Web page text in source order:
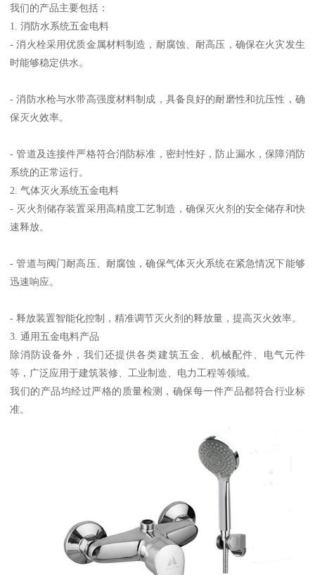
我们的产品主要包括：
1. 消防水系统五金电料
- 消火栓采用优质金属材料制造，耐腐蚀、耐高压，确保在火灾发生
时能够稳定供水。
- 消防水枪与水带高强度材料制成，具备良好的耐磨性和抗压性，确
保灭火效率。
- 管道及连接件严格符合消防标准，密封性好，防止漏水，保障消防
系统的正常运行。
2. 气体灭火系统五金电料
- 灭火剂储存装置采用高精度工艺制造，确保灭火剂的安全储存和快
速释放。
- 管道与阀门耐高压、耐腐蚀，确保气体灭火系统在紧急情况下能够
迅速响应。
- 释放装置智能化控制，精准调节灭火剂的释放量，提高灭火效率。
3. 通用五金电料产品
除消防设备外，我们还提供各类建筑五金、机械配件、电气元件
等，广泛应用于建筑装修、工业制造、电力工程等领域。
我们的产品均经过严格的质量检测，确保每一件产品都符合行业标
准。